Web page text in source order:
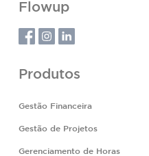
Flowup
Produtos
Gestão Financeira
Gestão de Projetos
Gerenciamento de Horas